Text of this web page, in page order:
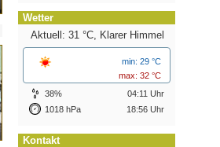
Wetter
Aktuell: 31 °C, Klarer Himmel
min: 29 °C
max: 32 °C
38%
04:11 Uhr
1018 hPa
18:56 Uhr
Kontakt